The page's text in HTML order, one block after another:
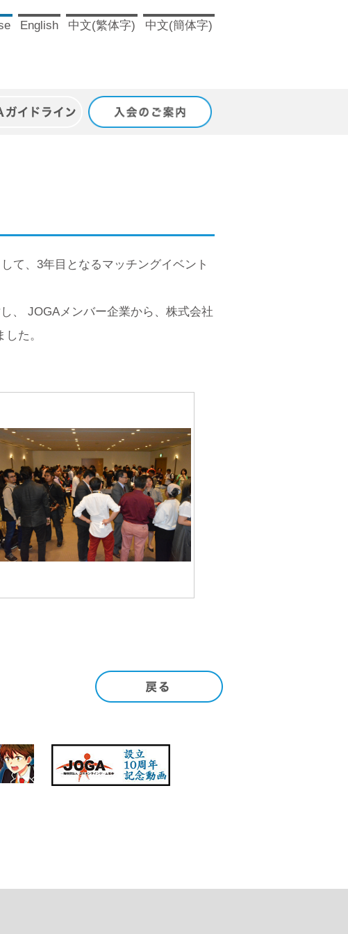
English 中文(繁体字) 中文(簡体字)
イドライン 入会のご案内
て、3年目となるマッチングイベント
、 JOGAメンバー企業から、株式会社
た。